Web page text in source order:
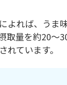
よれば、うま
取量を約20〜
れています。